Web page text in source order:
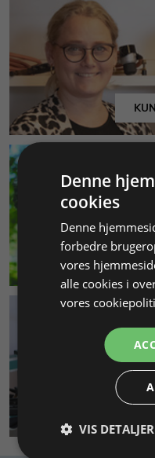
MILJØ &
Denne
cookies
Denne
forbedre
vores
alle cookies i
vores
VIS DETALJER